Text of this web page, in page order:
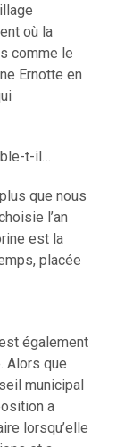
où la
comme le
Ernotte en
t-il…
que nous
l’an
est la
placée
également
Alors que
municipal
a
lorsqu’elle